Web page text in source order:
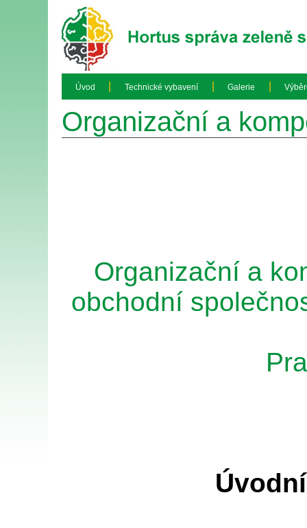
Úvod Technické vybavení Galerie
Organizační a
Organizační a
obchodní